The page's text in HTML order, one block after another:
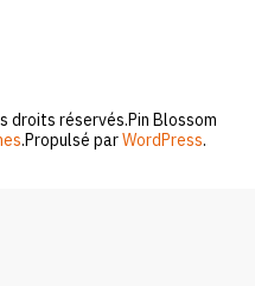
droits réservés.Pin Blossom
.Propulsé parWordPress.